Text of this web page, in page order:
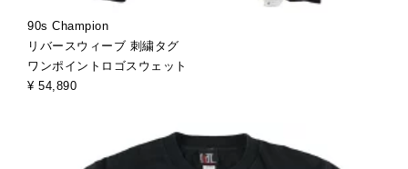
90s Champion
リバースウィーブ 刺繍タグ
ワンポイントロゴスウェット
¥ 54,890